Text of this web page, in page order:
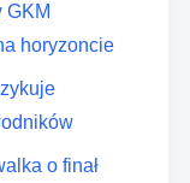
GKM
horyzoncie
o finał